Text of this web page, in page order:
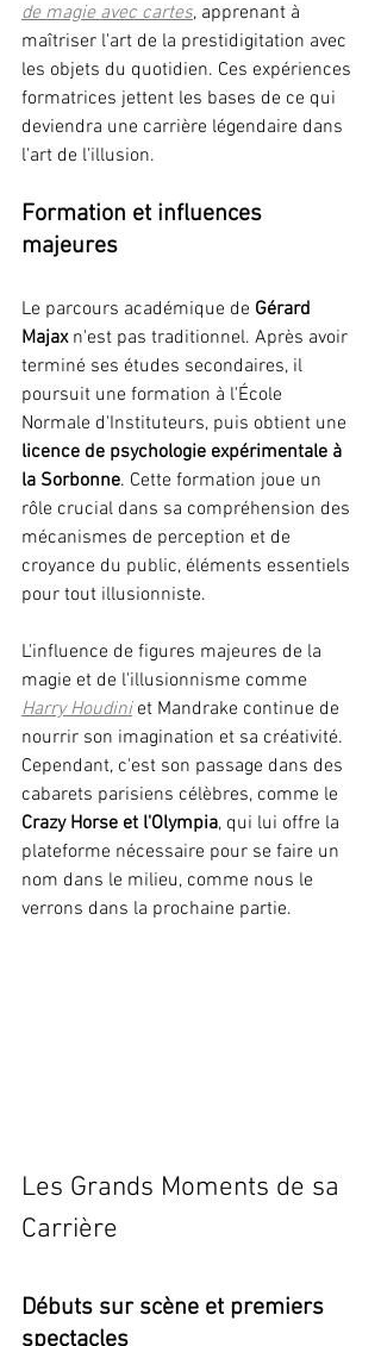
de magie avec cartes, apprenant à
maîtriser l'art de la prestidigitation avec
les objets du quotidien. Ces expériences
formatrices jettent les bases de ce qui
deviendra une carrière légendaire dans
l'art de l'illusion.
Formation et influences
majeures
Le parcours académique de Gérard
Majax n'est pas traditionnel. Après avoir
terminé ses études secondaires, il
poursuit une formation à l'École
Normale d'Instituteurs, puis obtient une
licence de psychologie expérimentale à
la Sorbonne. Cette formation joue un
rôle crucial dans sa compréhension des
mécanismes de perception et de
croyance du public, éléments essentiels
pour tout illusionniste.
L'influence de figures majeures de la
magie et de l'illusionnisme comme
Harry Houdini et Mandrake continue de
nourrir son imagination et sa créativité.
Cependant, c'est son passage dans des
cabarets parisiens célèbres, comme le
Crazy Horse et l'Olympia, qui lui offre la
plateforme nécessaire pour se faire un
nom dans le milieu, comme nous le
verrons dans la prochaine partie.
Les Grands Moments de sa
Carrière
Débuts sur scène et premiers
spectacles